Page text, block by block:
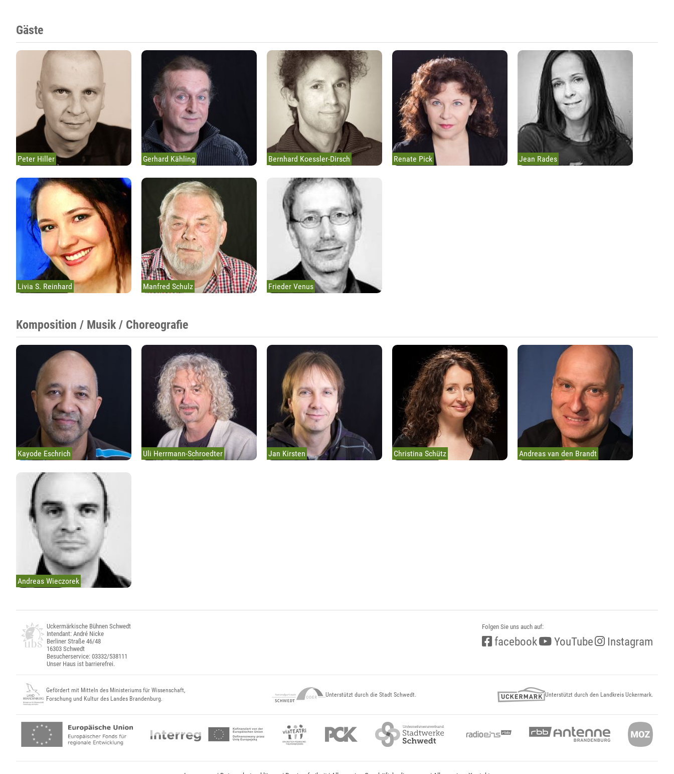
Gäste
Peter Hiller Gerhard Kähling Bernhard Koessler-Dirsch Renate Pick Jean Rades
Livia S. Reinhard Manfred Schulz Frieder Venus
Komposition / Musik / Choreografie
Kayode Eschrich Uli Herrmann-Schroedter Jan Kirsten Christina Schütz Andreas van den Brandt
Andreas Wieczorek
Uckermärkische Bühnen Schwedt
Intendant: André Nicke
Berliner Straße 46/48
16303 Schwedt
Besucherservice: 03332/538111
Unser Haus ist barrierefrei.
Folgen Sie uns auch auf:
facebook YouTube Instagram
Gefördert mit Mitteln des Ministeriums für Wissenschaft,
Forschung und Kultur des Landes Brandenburg.
Unterstützt durch die Stadt Schwedt. Unterstützt durch den Landkreis Uckermark.